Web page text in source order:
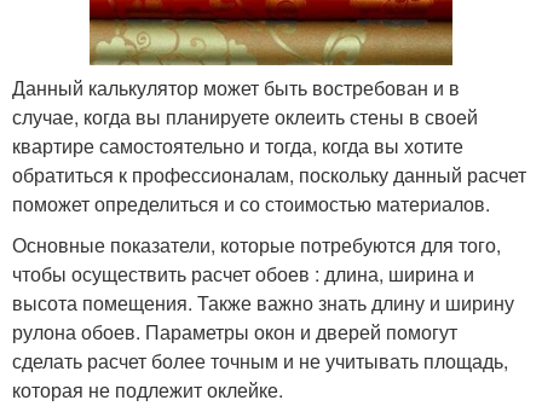
Данный калькулятор может быть востребован и в
случае, когда вы планируете оклеить стены в своей
квартире самостоятельно и тогда, когда вы хотите
обратиться к профессионалам, поскольку данный расчет
поможет определиться и со стоимостью материалов.
Основные показатели, которые потребуются для того,
чтобы осуществить расчет обоев : длина, ширина и
высота помещения. Также важно знать длину и ширину
рулона обоев. Параметры окон и дверей помогут
сделать расчет более точным и не учитывать площадь,
которая не подлежит оклейке.